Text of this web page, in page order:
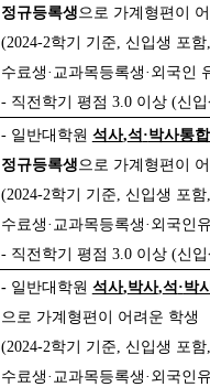
정규등록생으로 가계형편이
(2024-2학기 기준, 신입생 포함,
수료생 · 교과목등록생 · 외국인
- 직전학기 평점 3.0 이상 (신
- 일반대학원 석사,석 ·박사통
정규등록생으로 가계형편이
(2024-2학기 기준, 신입생 포함,
수료생 · 교과목등록생 · 외국인
- 직전학기 평점 3.0 이상 (신
- 일반대학원 석사,박사,석 ·박
으로 가계형편이 어려운 학생
(2024-2학기 기준, 신입생 포함,
수료생 · 교과목등록생 · 외국인